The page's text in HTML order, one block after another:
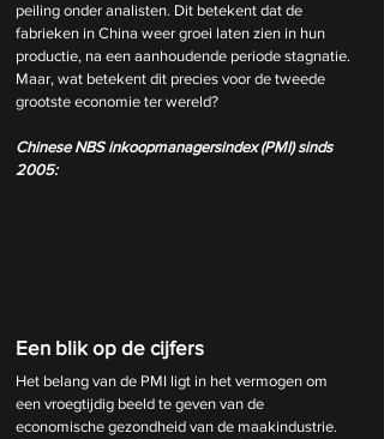
peiling onder analisten. Dit betekent dat de
fabrieken in China weer groei laten zien in hun
productie, na een aanhoudende periode stagnatie.
Maar, wat betekent dit precies voor de tweede
grootste economie ter wereld?
Chinese NBS inkoopmanagersindex (PMI) sinds
2005:
Een blik op de cijfers
Het belang van de PMI ligt in het vermogen om
een vroegtijdig beeld te geven van de
economische gezondheid van de maakindustrie.